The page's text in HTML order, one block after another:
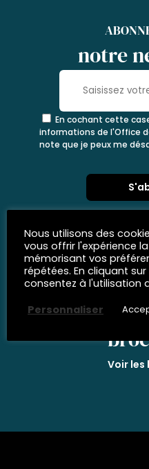
notre
En cochant cette
informations de l'Office
note que je peux me
Voir les
Nous utilisons des
vous offrir l'expérience
mémorisant vos
répétées. En cliquant
consentez à l'utilisation
Personnaliser